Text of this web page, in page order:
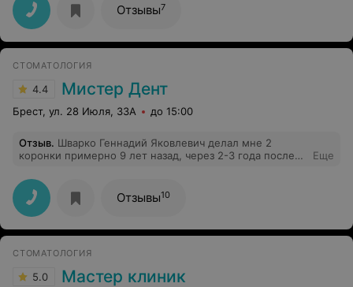
Отзывы7
СТОМАТОЛОГИЯ
4.4 Мистер Дент
Брест, ул. 28 Июля, 33А до 15:00
Отзыв. Шварко Геннадий Яковлевич делал мне 2
коронки примерно 9 лет назад, через 2-3 года после
На вопрос, что происходит, он посоветовал полоскания
шалфеем. Закончилось это всё установкой импланта,
хирург Ушаткин В.В. (стоматологическая п-ка №2),
глядя на снимок, сказал, что причина в том, что
коронка расколола корень зуба, что и привёло к
пор, но от первой осадочек остался.
Еще
Отзывы10
СТОМАТОЛОГИЯ
5.0 Мастер клиник